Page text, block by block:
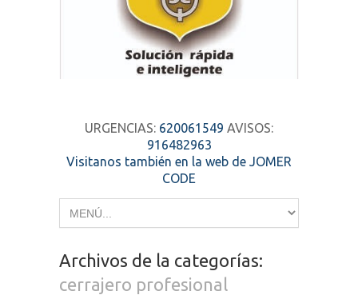
URGENCIAS: 620061549 AVISOS:
916482963
Visitanos también en la web de JOMER
CODE
Archivos de la categorías:
cerrajero profesional